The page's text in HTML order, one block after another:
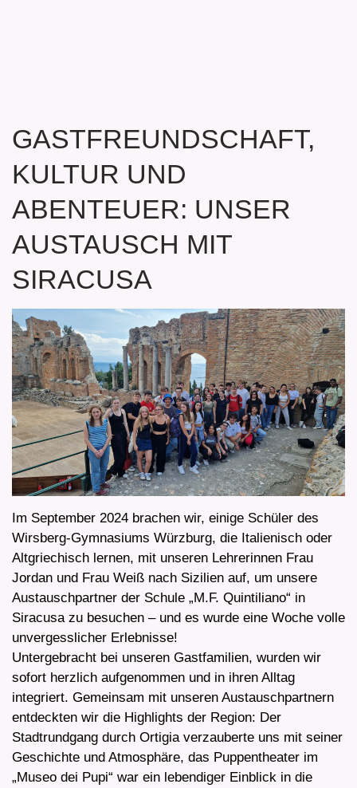
GASTFREUNDSCHAFT,
KULTUR UND
ABENTEUER: UNSER
AUSTAUSCH MIT
SIRACUSA
Im September 2024 brachen wir, einige Schüler des
Wirsberg-Gymnasiums Würzburg, die Italienisch oder
Altgriechisch lernen, mit unseren Lehrerinnen Frau
Jordan und Frau Weiß nach Sizilien auf, um unsere
Austauschpartner der Schule „M.F. Quintiliano“ in
Siracusa zu besuchen – und es wurde eine Woche volle
unvergesslicher Erlebnisse!
Untergebracht bei unseren Gastfamilien, wurden wir
sofort herzlich aufgenommen und in ihren Alltag
integriert. Gemeinsam mit unseren Austauschpartnern
entdeckten wir die Highlights der Region: Der
Stadtrundgang durch Ortigia verzauberte uns mit seiner
Geschichte und Atmosphäre, das Puppentheater im
„Museo dei Pupi“ war ein lebendiger Einblick in die